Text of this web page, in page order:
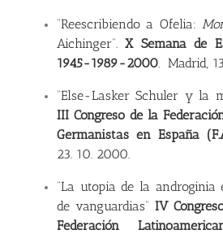
“Reescribiendo a Ofelia:
Aichinger”.X Semana de
1945-1989-2000 . Madrid, 13.
“Else-Lasker Schuler y la
III Congreso de la
Germanistas en España
23. 10. 2000.
“La utopia de la
de vanguardias” IV
Federación